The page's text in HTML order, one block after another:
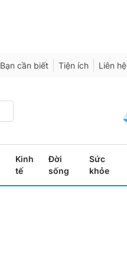
Bạn cần biết Tiện ích Liên hệ
Kinh
tế
Đời
sống
Sức
khỏe